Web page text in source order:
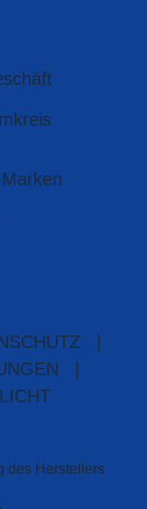
des Herstellers